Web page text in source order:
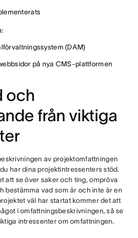
(DAM)
på nya CMS-plattformen
och
från viktiga
av projektomfattningen
har dina projektintressenters stöd.
att se över saker och ting, ompröva
bestämma vad som är och inte är en
väl har startat kommer det att
i omfattningsbeskrivningen, så se
intressenter om omfattningen.